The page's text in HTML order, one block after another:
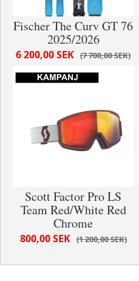
Fischer The Curv GT 76
2025/2026
7 700,00 SEK
6 200,00 SEK
Scott Factor Pro LS
Team Red/White Red
Chrome
1 200,00 SEK
800,00 SEK